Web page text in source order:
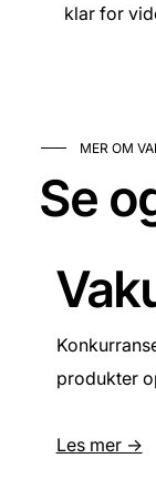
klar for
MER OM
Se
produkter
Les mer ->